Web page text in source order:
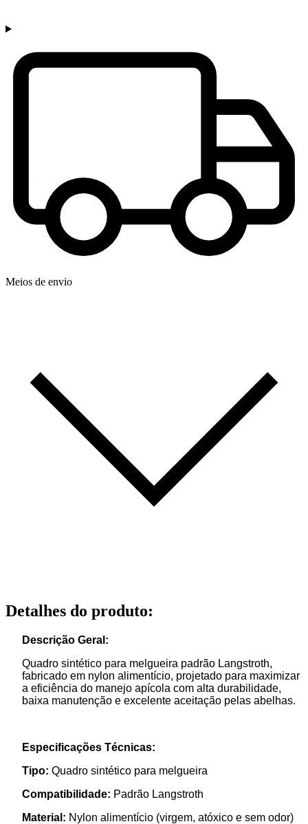
Meios de envio
Detalhes do produto:
Descrição Geral:
Quadro sintético para melgueira padrão Langstroth,
fabricado em nylon alimentício, projetado para maximizar
a eficiência do manejo apícola com alta durabilidade,
baixa manutenção e excelente aceitação pelas abelhas.
Especificações Técnicas:
Tipo: Quadro sintético para melgueira
Compatibilidade: Padrão Langstroth
Material: Nylon alimentício (virgem, atóxico e sem odor)